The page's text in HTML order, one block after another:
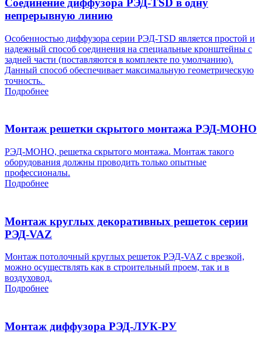
Соединение диффузора РЭД-TSD в одну
непрерывную линию
Особенностью диффузора серии РЭД-TSD является простой и
надежный способ соединения на специальные кронштейны с
задней части (поставляются в комплекте по умолчанию).
Данный способ обеспечивает максимальную геометрическую
точность.
Подробнее
Монтаж решетки скрытого монтажа РЭД-МОНО
РЭД-МОНО, решетка скрытого монтажа. Монтаж такого
оборудования должны проводить только опытные
профессионалы.
Подробнее
Монтаж круглых декоративных решеток серии
РЭД-VAZ
Монтаж потолочный круглых решеток РЭД-VAZ c врезкой,
можно осуществлять как в строительный проем, так и в
воздуховод.
Подробнее
Монтаж диффузора РЭД-ЛУК-РУ